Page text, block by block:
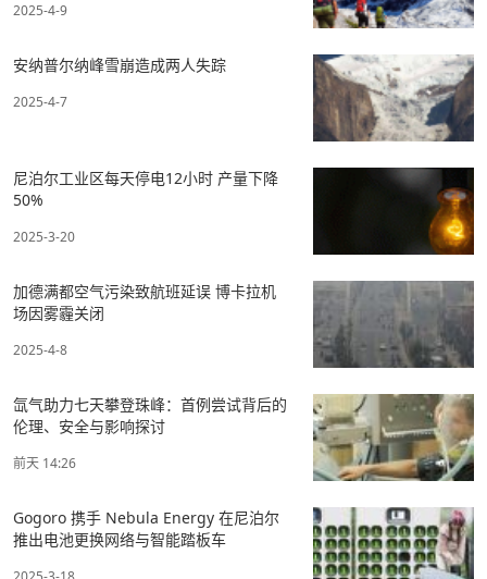
2025-4-9
安纳普尔纳峰雪崩造成两人失踪
2025-4-7
尼泊尔工业区每天停电12小时 产量下降
50%
2025-3-20
加德满都空气污染致航班延误 博卡拉机
场因雾霾关闭
2025-4-8
氙气助力七天攀登珠峰：首例尝试背后的
伦理、安全与影响探讨
前天 14:26
Gogoro 携手 Nebula Energy 在尼泊尔
推出电池更换网络与智能踏板车